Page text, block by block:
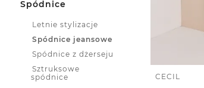
Spódnice
Letnie stylizacje
Spódnice jeansowe
Spódnice z dżerseju
Sztruksowe
spódnice
CECIL